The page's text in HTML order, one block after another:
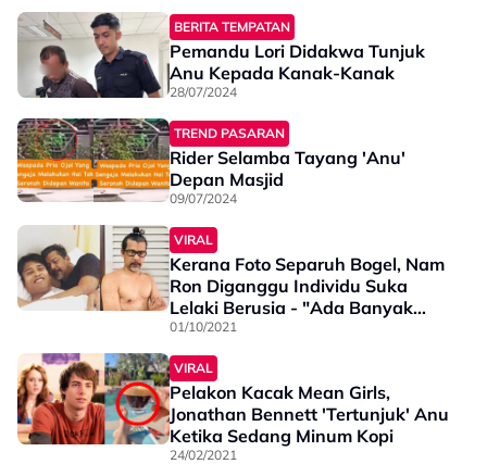
BERITA TEMPATAN
Pemandu Lori Didakwa Tunjuk
Anu Kepada Kanak-Kanak
28/07/2024
TREND PASARAN
Rider Selamba Tayang 'Anu'
Depan Masjid
09/07/2024
VIRAL
Kerana Foto Separuh Bogel, Nam
Ron Diganggu Individu Suka
Lelaki Berusia - "Ada Banyak
Gambar Lelaki Tua Tayang Anu"
01/10/2021
VIRAL
Pelakon Kacak Mean Girls,
Jonathan Bennett 'Tertunjuk' Anu
Ketika Sedang Minum Kopi
24/02/2021